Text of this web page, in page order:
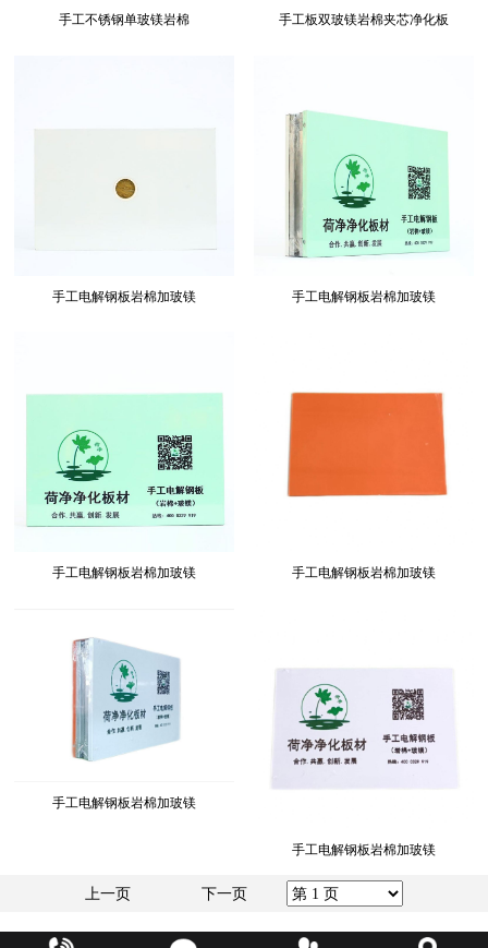
手工不锈钢单玻镁岩棉 手工板双玻镁岩棉夹芯净化板
手工电解钢板岩棉加玻镁 手工电解钢板岩棉加玻镁
手工电解钢板岩棉加玻镁 手工电解钢板岩棉加玻镁
手工电解钢板岩棉加玻镁
手工电解钢板岩棉加玻镁
上一页 下一页